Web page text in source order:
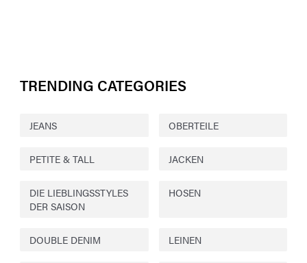
TRENDING CATEGORIES
JEANS OBERTEILE
PETITE & TALL JACKEN
DIE LIEBLINGSSTYLES
DER SAISON
HOSEN
DOUBLE DENIM LEINEN